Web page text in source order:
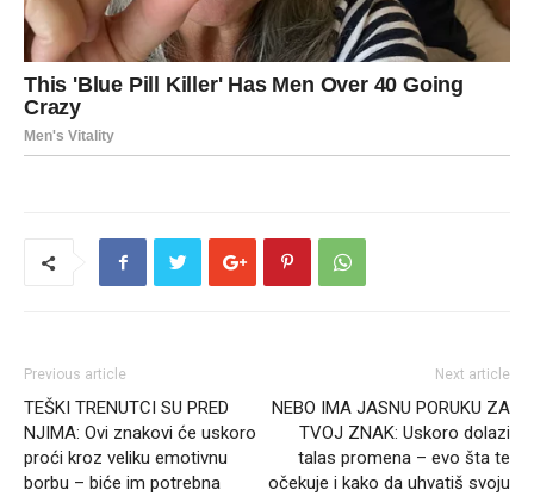
Previous article
TEŠKI TRENUTCI SU PRED
NJIMA: Ovi znakovi će uskoro
proći kroz veliku emotivnu
borbu – biće im potrebna
Next article
NEBO IMA JASNU PORUKU ZA
TVOJ ZNAK: Uskoro dolazi
talas promena – evo šta te
očekuje i kako da uhvatiš svoju